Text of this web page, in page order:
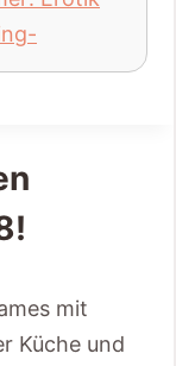
mit
Küche und